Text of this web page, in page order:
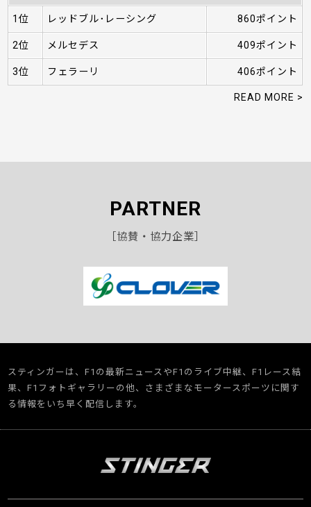
1位 レッドブル･レーシング 860ポイント
2位 メルセデス 409ポイント
3位 フェラーリ 406ポイント
READ MORE >
PARTNER
［協賛・協力企業］
スティンガーは、F1の最新ニュースやF1のライブ中継、F1レース結
果、F1フォトギャラリーの他、さまざまなモータースポーツに関す
る情報をいち早く配信します。